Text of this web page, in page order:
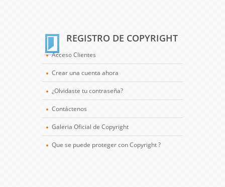
REGISTRO DE COPYRIGHT
Acceso Clientes
Crear una cuenta ahora
¿Olvidaste tu contraseña?
Contáctenos
Galeria Oficial de Copyright
Que se puede proteger con Copyright ?